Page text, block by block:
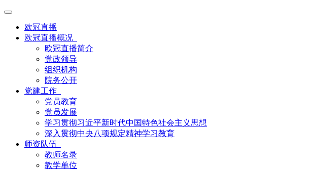
欧冠直播
欧冠直播概况
欧冠直播简介
党政领导
组织机构
院务公开
党建工作
党员教育
党员发展
学习贯彻习近平新时代中国特色社会主义思想
深入贯彻中央八项规定精神学习教育
师资队伍
教师名录
教学单位